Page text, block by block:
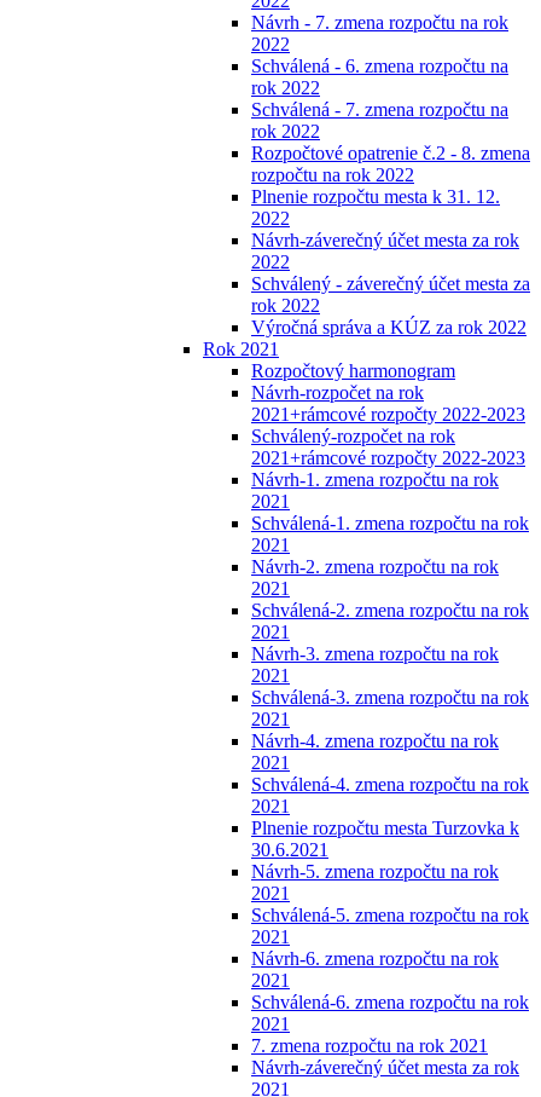
Návrh - 7. zmena rozpočtu na rok
2022
Schválená - 6. zmena rozpočtu na
rok 2022
Schválená - 7. zmena rozpočtu na
rok 2022
Rozpočtové opatrenie č.2 - 8. zmena
rozpočtu na rok 2022
Plnenie rozpočtu mesta k 31. 12.
2022
Návrh-záverečný účet mesta za rok
2022
Schválený - záverečný účet mesta za
rok 2022
Výročná správa a KÚZ za rok 2022
Rok 2021
Rozpočtový harmonogram
Návrh-rozpočet na rok
2021+rámcové rozpočty 2022-2023
Schválený-rozpočet na rok
2021+rámcové rozpočty 2022-2023
Návrh-1. zmena rozpočtu na rok
2021
Schválená-1. zmena rozpočtu na rok
2021
Návrh-2. zmena rozpočtu na rok
2021
Schválená-2. zmena rozpočtu na rok
2021
Návrh-3. zmena rozpočtu na rok
2021
Schválená-3. zmena rozpočtu na rok
2021
Návrh-4. zmena rozpočtu na rok
2021
Schválená-4. zmena rozpočtu na rok
2021
Plnenie rozpočtu mesta Turzovka k
30.6.2021
Návrh-5. zmena rozpočtu na rok
2021
Schválená-5. zmena rozpočtu na rok
2021
Návrh-6. zmena rozpočtu na rok
2021
Schválená-6. zmena rozpočtu na rok
2021
7. zmena rozpočtu na rok 2021
Návrh-záverečný účet mesta za rok
2021